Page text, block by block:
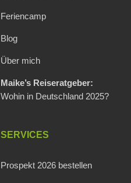
Feriencamp
Blog
Über mich
Maike’s Reiseratgeber:
Wohin in Deutschland 2025?
SERVICES
Prospekt 2026 bestellen